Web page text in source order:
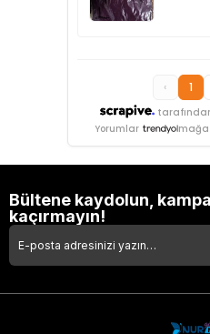
‹ 1
Yorumlar
Bültene kaydolun,
kaçırmayın!